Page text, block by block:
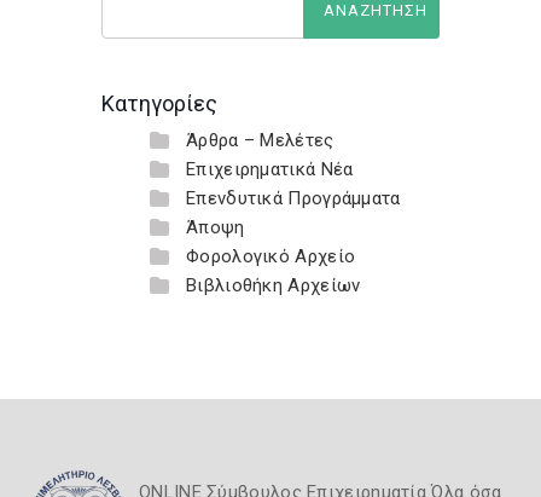
Κατηγορίες
Άρθρα – Μελέτες
Επιχειρηματικά Νέα
Επενδυτικά Προγράμματα
Άποψη
Φορολογικό Αρχείο
Βιβλιοθήκη Αρχείων
ONLINE Σύμβουλος Επιχειρηματία Όλα όσα